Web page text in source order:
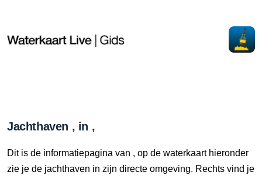
Jachthaven , in ,
Dit is de informatiepagina van , op de waterkaart hieronder
zie je de jachthaven in zijn directe omgeving. Rechts vind je